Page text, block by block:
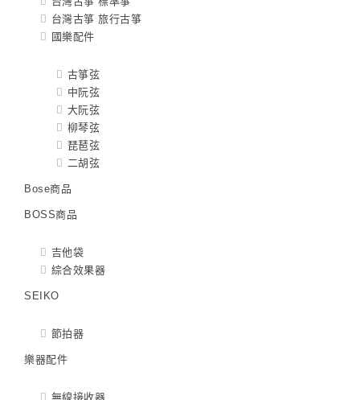
台灣古箏 旅行古箏
國樂配件
古箏弦
中阮弦
大阮弦
柳琴弦
琵琶弦
二胡弦
Bose商品
BOSS商品
吉他袋
綜合效果器
SEIKO
節拍器
樂器配件
無線接收器